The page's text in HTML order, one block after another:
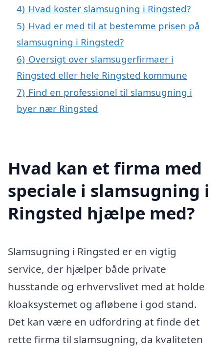
4) Hvad koster slamsugning i Ringsted?
5) Hvad er med til at bestemme prisen på
slamsugning i Ringsted?
6) Oversigt over slamsugerfirmaer i
Ringsted eller hele Ringsted kommune
7) Find en professionel til slamsugning i
byer nær Ringsted
Hvad kan et firma med
speciale i slamsugning i
Ringsted hjælpe med?
Slamsugning i Ringsted er en vigtig
service, der hjælper både private
husstande og erhvervslivet med at holde
kloaksystemet og afløbene i god stand.
Det kan være en udfordring at finde det
rette firma til slamsugning, da kvaliteten